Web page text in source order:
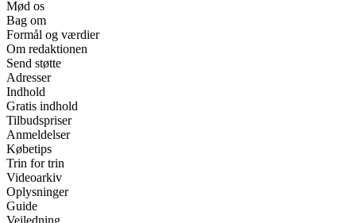
Mød os
Bag om
Formål og værdier
Om redaktionen
Send støtte
Adresser
Indhold
Gratis indhold
Tilbudspriser
Anmeldelser
Købetips
Trin for trin
Videoarkiv
Oplysninger
Guide